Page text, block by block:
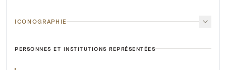
ICONOGRAPHIE
PERSONNES ET INSTITUTIONS REPRÉSENTÉES